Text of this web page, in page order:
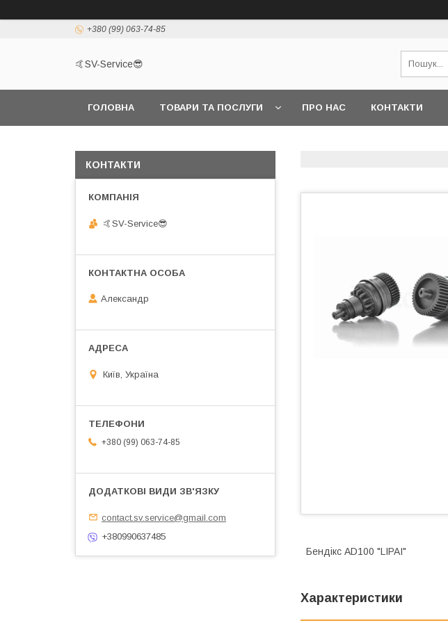
+380 (99) 063-74-85
🤙SV-Service😎
ГОЛОВНА ТОВАРИ ТА ПОСЛУГИ ПРО НАС КОНТАКТИ
Бендікс AD100 "LIPAI"
Характеристики
КОНТАКТИ
🤙SV-Service😎
Александр
Київ, Україна
+380 (99) 063-74-85
contact.sv.service@gmail.com
+380990637485